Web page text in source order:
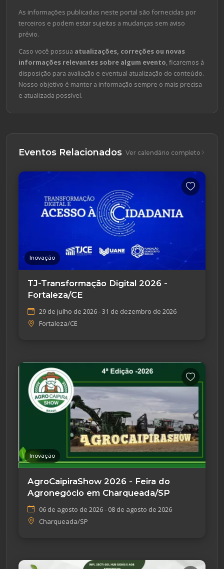
As informações publicadas neste portal são fornecidas por
terceiros e podem estar sujeitas a mudanças sem aviso
prévio.
Caso você possua atualizações, correções ou novas
informações relevantes sobre algum evento, ficaremos à
disposição para avaliação e eventual atualização do conteúdo.
Nosso objetivo é manter a informação sempre o mais precisa
e atualizada possível.
Eventos Relacionados Ver calendário completo
Inovação
TJ-Transformação Digital 2026 -
Fortaleza/CE
29 de julho de 2026 - 31 de dezembro de 2026
Fortaleza/CE
Inovação
AgroCaipiraShow 2026 - Feira do
Agronegócio em Charqueada/SP
06 de agosto de 2026 - 08 de agosto de 2026
Charqueada/SP